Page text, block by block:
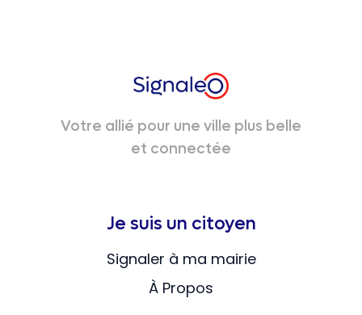
Votre allié pour une ville plus belle
et connectée
Je suis un citoyen
Signaler à ma mairie
À Propos